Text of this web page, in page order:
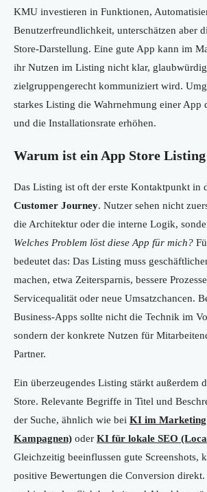
KMU investieren in Funktionen,
Benutzerfreundlichkeit, unterschätzen aber
Store-Darstellung. Eine gute App kann im
ihr Nutzen im Listing nicht klar,
zielgruppengerecht kommuniziert wird.
starkes Listing die Wahrnehmung einer App
und die Installationsrate erhöhen.
Warum ist ein App Store
Das Listing ist oft der erste Kontaktpunkt in
Customer Journey. Nutzer sehen nicht
die Architektur oder die interne Logik,
Welches Problem löst diese App für mich?
bedeutet das: Das Listing muss
machen, etwa Zeitersparnis, bessere
Servicequalität oder neue Umsatzchancen.
Business-Apps sollte nicht die Technik im
sondern der konkrete Nutzen für
Partner.
Ein überzeugendes Listing stärkt außerdem
Store. Relevante Begriffe in Titel und
der Suche, ähnlich wie bei KI im
Kampagnen) oder KI für lokale SEO
Gleichzeitig beeinflussen gute Screenshots,
positive Bewertungen die Conversion